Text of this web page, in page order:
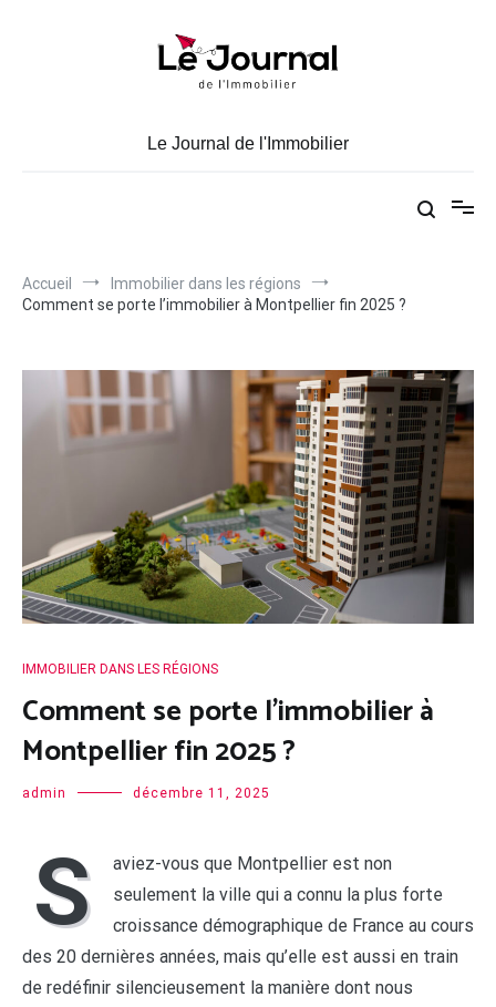
Le Journal de l'Immobilier
Accueil
Immobilier dans les régions
Comment se porte l’immobilier à Montpellier fin 2025 ?
IMMOBILIER DANS LES RÉGIONS
Comment se porte l’immobilier à
Montpellier fin 2025 ?
admin décembre 11, 2025
S aviez-vous que Montpellier est non
seulement la ville qui a connu la plus forte
croissance démographique de France au cours
des 20 dernières années, mais qu’elle est aussi en train
de redéfinir silencieusement la manière dont nous